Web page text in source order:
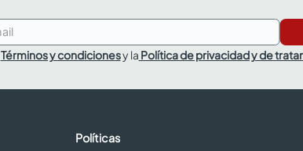
Términos y condicionesy la Política de privacidad y de
Políticas